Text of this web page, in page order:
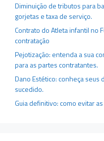
Diminuição de tributos para
gorjetas e taxa de serviço.
Contrato do Atleta infantil no
contratação
Pejotização: entenda a sua
para as partes contratantes.
Dano Estético: conheça
sucedido.
Guia definitivo: como evitar